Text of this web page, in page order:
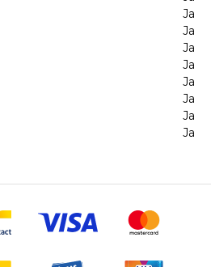
Ja
Ja
Ja
Ja
Ja
Ja
Ja
Ja